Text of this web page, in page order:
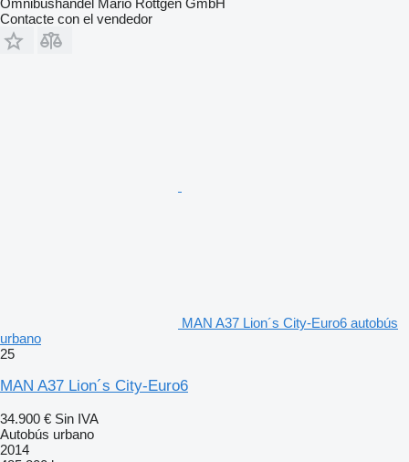
Contacte con el vendedor
MAN A37 Lion´s City-Euro6 autobús
urbano
25
MAN A37 Lion´s City-Euro6
34.900 € Sin IVA
Autobús urbano
2014